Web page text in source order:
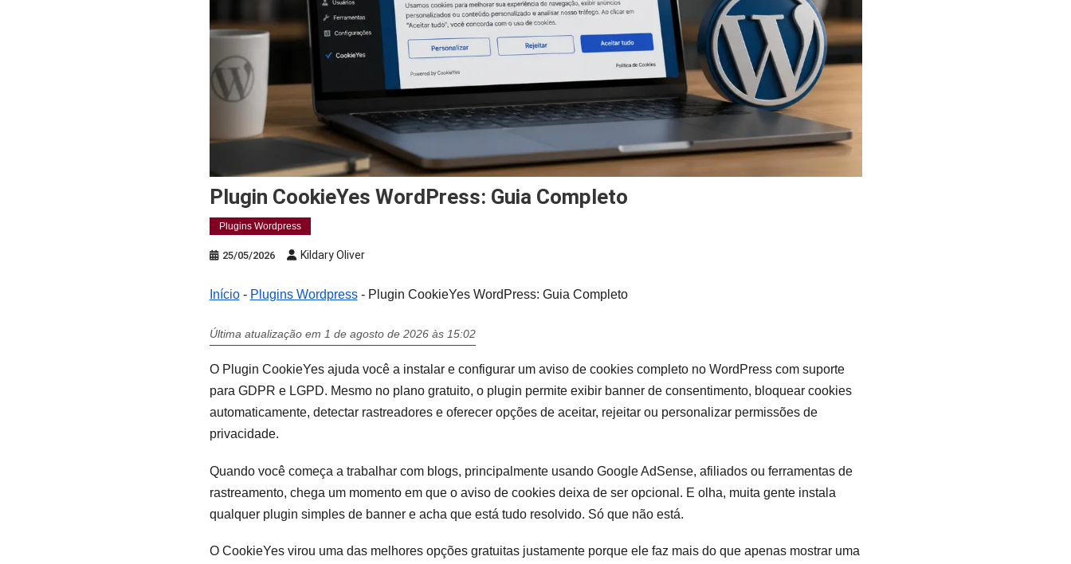
Plugin CookieYes WordPress: Guia Completo
Plugins Wordpress
25/05/2026 Kildary Oliver
Início- Plugins Wordpress- Plugin CookieYes WordPress: Guia Completo
Última atualização em 1 de agosto de 2026 às 15:02
O Plugin CookieYes ajuda você a instalar e configurar um aviso de cookies completo no WordPress com suporte
para GDPR e LGPD. Mesmo no plano gratuito, o plugin permite exibir banner de consentimento, bloquear cookies
automaticamente, detectar rastreadores e oferecer opções de aceitar, rejeitar ou personalizar permissões de
privacidade.
Quando você começa a trabalhar com blogs, principalmente usando Google AdSense, afiliados ou ferramentas de
rastreamento, chega um momento em que o aviso de cookies deixa de ser opcional. E olha, muita gente instala
qualquer plugin simples de banner e acha que está tudo resolvido. Só que não está.
O CookieYes virou uma das melhores opções gratuitas justamente porque ele faz mais do que apenas mostrar uma